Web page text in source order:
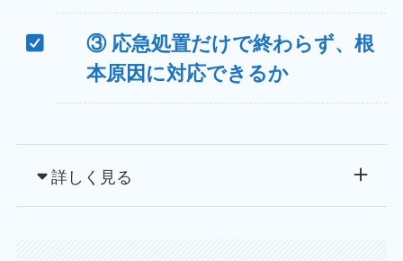
③ 応急処置だけで終わらず、根
本原因に対応できるか
詳しく見る